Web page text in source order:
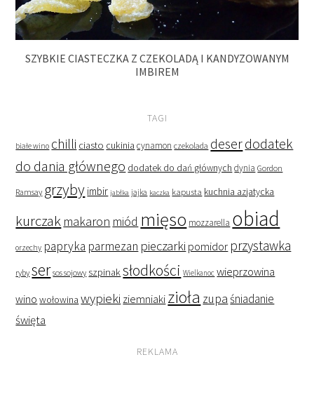
SZYBKIE CIASTECZKA Z CZEKOLADĄ I KANDYZOWANYM
IMBIREM
TAGI
białe wino chilli ciasto cukinia cynamon czekolada deserdodatek
do dania głównego dodatek do dań głównych dynia Gordon
Ramsay grzyby imbir jabłka jajka kaczka kapusta kuchnia azjatycka
kurczak makaron miód mięso mozzarella obiad
orzechy papryka parmezan pieczarki pomidor przystawka
ryby ser sos sojowy szpinaksłodkości Wielkanoc wieprzowina
wino wołowina wypieki ziemniaki zioła zupaśniadanie
święta
REKLAMA